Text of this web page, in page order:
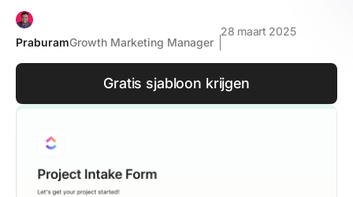
PraburamGrowth Marketing Manager
28 maart 2025
Gratis sjabloon krijgen